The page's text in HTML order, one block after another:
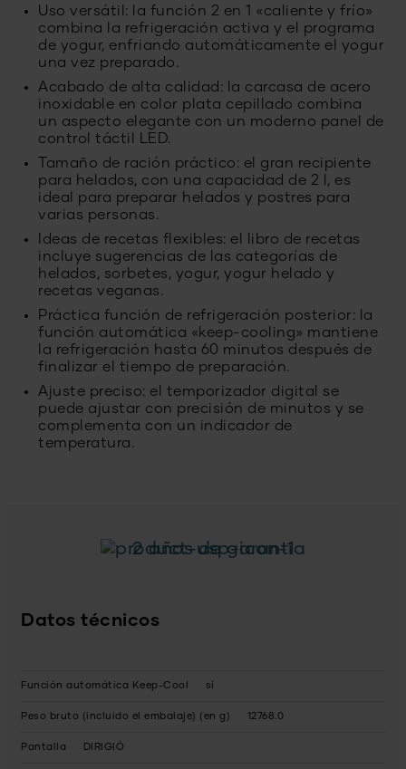
Uso versátil: la función 2 en 1 «caliente y frío»
combina la refrigeración activa y el programa
de yogur, enfriando automáticamente el yogur
una vez preparado.
Acabado de alta calidad: la carcasa de acero
inoxidable en color plata cepillado combina
un aspecto elegante con un moderno panel de
control táctil LED.
Tamaño de ración práctico: el gran recipiente
para helados, con una capacidad de 2 l, es
ideal para preparar helados y postres para
varias personas.
Ideas de recetas flexibles: el libro de recetas
incluye sugerencias de las categorías de
helados, sorbetes, yogur, yogur helado y
recetas veganas.
Práctica función de refrigeración posterior: la
función automática «keep-cooling» mantiene
la refrigeración hasta 60 minutos después de
finalizar el tiempo de preparación.
Ajuste preciso: el temporizador digital se
puede ajustar con precisión de minutos y se
complementa con un indicador de
temperatura.
2 años de garantía
Datos técnicos
Función automática Keep-Cool sí
Peso bruto (incluido el embalaje) (en g) 12768.0
Pantalla DIRIGIÓ